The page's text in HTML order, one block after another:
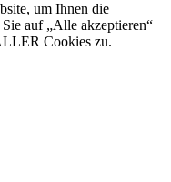
um Ihnen die
auf „Alle akzeptieren“
Cookies zu.